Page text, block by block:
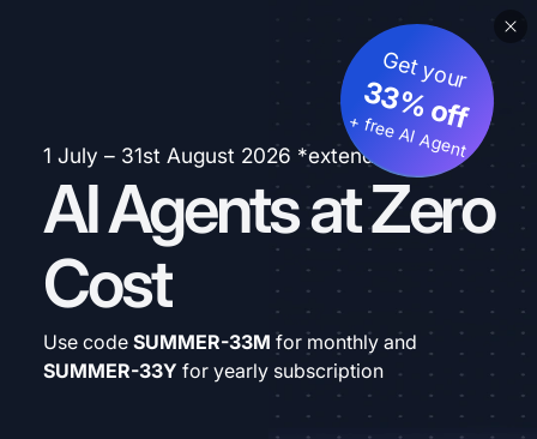
1 July – 31st August 2026 *extended
AI Agents at Zero
Cost
Get your
33% off
+ free AI Agent
Use code SUMMER-33M for monthly and
SUMMER-33Y for yearly subscription